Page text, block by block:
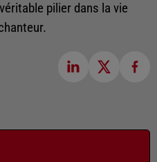
pilier dans la vie